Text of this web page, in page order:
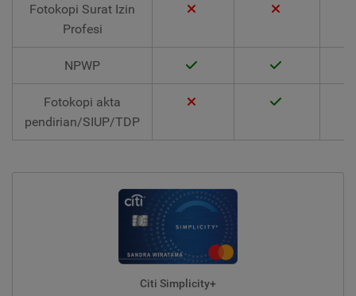
Fotokopi Surat Izin
Profesi
NPWP
Fotokopi akta
pendirian/SIUP/TDP
Citi Simplicity+